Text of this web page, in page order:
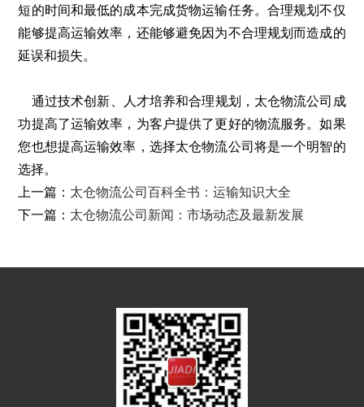
短的时间和最低的成本完成货物运输任务。合理规划不仅
能够提高运输效率，还能够避免因为不合理规划而造成的
延误和损失。
通过技术创新、人才培养和合理规划，太仓物流公司成
功提高了运输效率，为客户提供了更好的物流服务。如果
您也想提高运输效率，选择太仓物流公司将是一个明智的
选择。
上一篇： 太仓物流公司百科全书：运输知识大全
下一篇： 太仓物流公司新闻：市场动态及最新发展